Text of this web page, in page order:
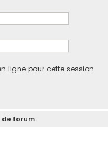
ligne pour cette session
de forum.